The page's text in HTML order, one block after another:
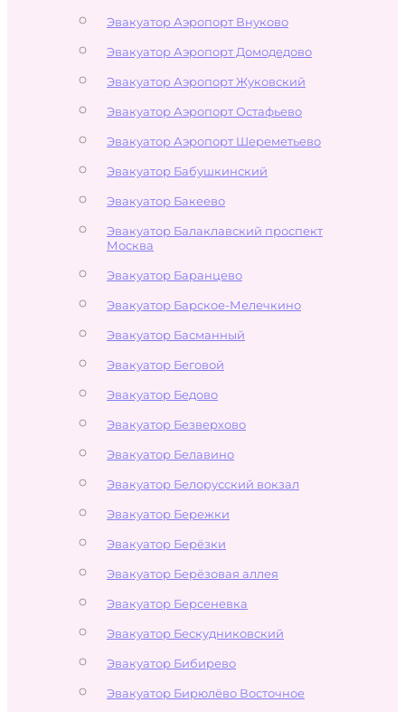
Эвакуатор Аэропорт Внуково
Эвакуатор Аэропорт Домодедово
Эвакуатор Аэропорт Жуковский
Эвакуатор Аэропорт Остафьево
Эвакуатор Аэропорт Шереметьево
Эвакуатор Бабушкинский
Эвакуатор Бакеево
Эвакуатор Балаклавский проспект
Москва
Эвакуатор Баранцево
Эвакуатор Барское-Мелечкино
Эвакуатор Басманный
Эвакуатор Беговой
Эвакуатор Бедово
Эвакуатор Безверхово
Эвакуатор Белавино
Эвакуатор Белорусский вокзал
Эвакуатор Бережки
Эвакуатор Берёзки
Эвакуатор Берёзовая аллея
Эвакуатор Берсеневка
Эвакуатор Бескудниковский
Эвакуатор Бибирево
Эвакуатор Бирюлёво Восточное